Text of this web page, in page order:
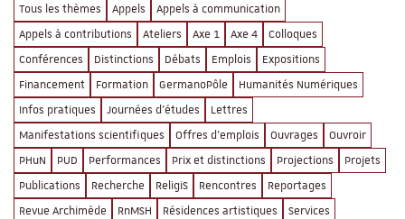
Tous les thèmes Appels
Appels à communication
Appels à contributions
Ateliers Axe 1 Axe 4
Colloques
Conférences
Distinctions Débats Emplois
Expositions
Financement
Formation GermanoPôle
Humanités Numériques
Infos pratiques
Journées d'études
Lettres
Manifestations scientifiques
Offres d'emplois Ouvrages
Ouvroir
PHuN
PUD Performances Prix et distinctions Projections
Projets
Publications
Recherche ReligiS Rencontres
Reportages
Revue Archimède
RnMSH Résidences artistiques
Services